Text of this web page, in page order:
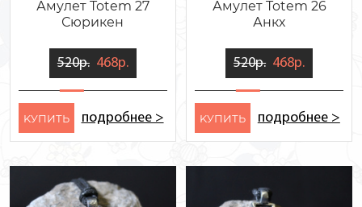
Амулет Totem 27
Сюрикен
520р. 468р.
KУПИТЬ подробнее >
Амулет Totem 26
Анкх
520р. 468р.
KУПИТЬ подробнее >